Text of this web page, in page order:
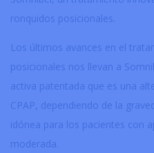
ronquidos posicionales.
Los últimos avances en el
posicionales nos llevan a
activa patentada que es una
CPAP, dependiendo de la
idónea para los pacientes con
moderada.